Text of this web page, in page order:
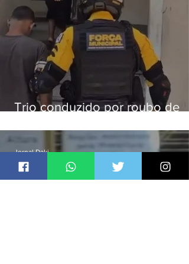
Trio conduzido por roubo de
passagens
Jornal Daki
há 23 horas